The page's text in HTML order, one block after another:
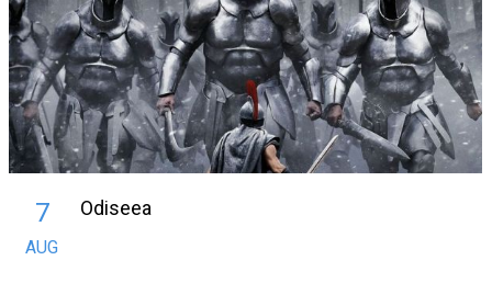
7
AUG
Odiseea